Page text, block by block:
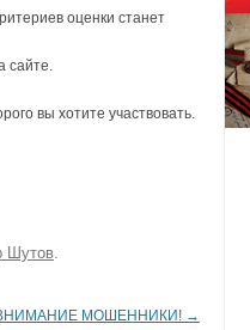
оценки станет
сайте.
вы хотите участвовать.
Шутов.
МОШЕННИКИ! →